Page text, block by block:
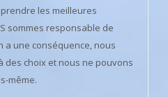
les meilleures
sommes responsable de
a une conséquence, nous
des choix et nous ne pouvons
même.